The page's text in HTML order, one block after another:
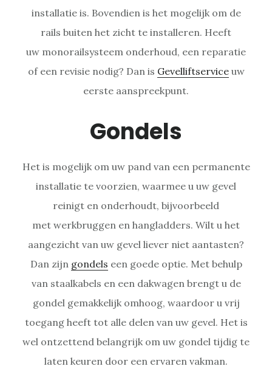
installatie is. Bovendien is het mogelijk om de
rails buiten het zicht te installeren. Heeft
uw monorailsysteem onderhoud, een reparatie
of een revisie nodig? Dan is Gevelliftserviceuw
eerste aanspreekpunt.
Gondels
Het is mogelijk om uw pand van een permanente
installatie te voorzien, waarmee u uw gevel
reinigt en onderhoudt, bijvoorbeeld
met werkbruggen en hangladders. Wilt u het
aangezicht van uw gevel liever niet aantasten?
Dan zijn gondels een goede optie. Met behulp
van staalkabels en een dakwagen brengt u de
gondel gemakkelijk omhoog, waardoor u vrij
toegang heeft tot alle delen van uw gevel. Het is
wel ontzettend belangrijk om uw gondel tijdig te
laten keuren door een ervaren vakman.